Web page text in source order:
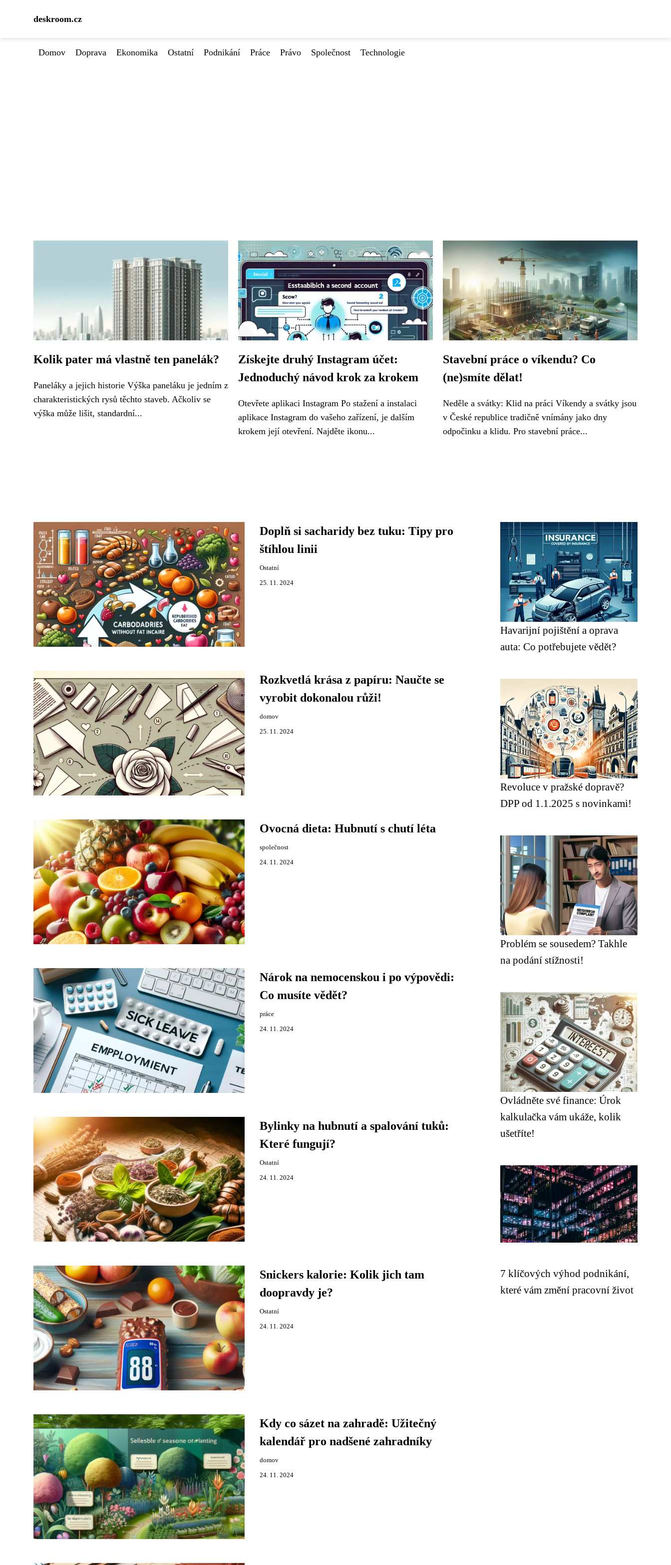
deskroom.cz
Domov Doprava Ekonomika Ostatní Podnikání Práce Právo Společnost Technologie
Kolik pater má vlastně ten panelák?
Paneláky a jejich historie Výška paneláku je jedním z
charakteristických rysů těchto staveb. Ačkoliv se
výška může lišit, standardní...
Získejte druhý Instagram účet:
Jednoduchý návod krok za krokem
Otevřete aplikaci Instagram Po stažení a instalaci
aplikace Instagram do vašeho zařízení, je dalším
krokem její otevření. Najděte ikonu...
Stavební práce o víkendu? Co
(ne)smíte dělat!
Neděle a svátky: Klid na práci Víkendy a svátky jsou
v České republice tradičně vnímány jako dny
odpočinku a klidu. Pro stavební práce...
Doplň si sacharidy bez tuku: Tipy pro
štíhlou linii
Ostatní
25. 11. 2024
Rozkvetlá krása z papíru: Naučte se
vyrobit dokonalou růži!
domov
25. 11. 2024
Ovocná dieta: Hubnutí s chutí léta
společnost
24. 11. 2024
Nárok na nemocenskou i po výpovědi:
Co musíte vědět?
práce
24. 11. 2024
Bylinky na hubnutí a spalování tuků:
Které fungují?
Ostatní
24. 11. 2024
Snickers kalorie: Kolik jich tam
doopravdy je?
Ostatní
24. 11. 2024
Kdy co sázet na zahradě: Užitečný
kalendář pro nadšené zahradníky
domov
24. 11. 2024
Havarijní pojištění a oprava
auta: Co potřebujete vědět?
Revoluce v pražské dopravě?
DPP od 1.1.2025 s novinkami!
Problém se sousedem? Takhle
na podání stížnosti!
Ovládněte své finance: Úrok
kalkulačka vám ukáže, kolik
ušetříte!
7 klíčových výhod podnikání,
které vám změní pracovní život